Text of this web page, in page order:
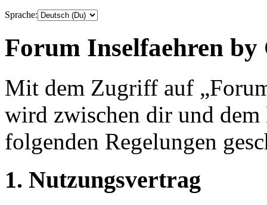
Sprache:
Forum Inselfaehren
Mit dem Zugriff auf
wird zwischen dir und
folgenden Regelungen
1. Nutzungsvertrag